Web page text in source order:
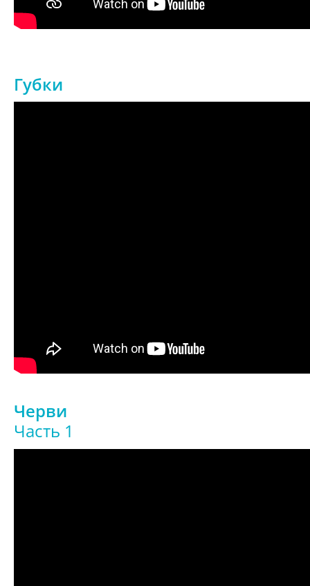
Губки
Черви
Часть 1